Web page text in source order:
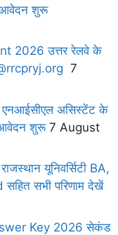
आवेदन शुरू
2026 उत्तर रेलवे के
@rrcpryj.org 7
असिस्टेंट के
आवेदन शुरू7 August
यूनिवर्सिटी BA,
सभी परिणाम देखें
Key 2026 सेकंड